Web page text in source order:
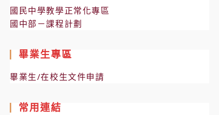
國民中學教學正常化專區
國中部－課程計劃
畢業生專區
畢業生/在校生文件申請
常用連結